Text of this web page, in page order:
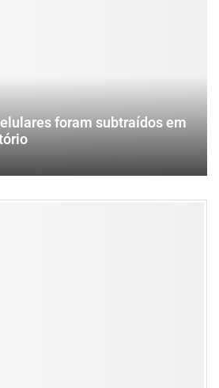
foram subtraídos em